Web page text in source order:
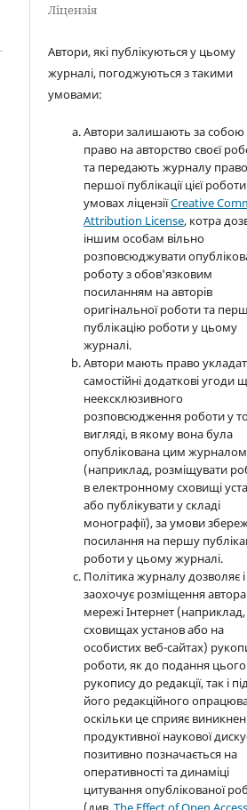
Ліцензія
Автори, які публікуються у цьому
журналі, погоджуються з такими
умовами:
Автори залишають за собою
право на авторство своєї
та передають журналу право
першої публікації цієї
умовах ліцензіїCreative
Attribution License, котра
іншим особам вільно
розповсюджувати
роботу з обов'язковим
посиланням на авторів
оригінальної роботи та
публікацію роботи у цьому
журналі.
Автори мають право
самостійні додаткові угоди
неексклюзивного
розповсюдження роботи у
вигляді, в якому вона була
опублікована цим журналом
(наприклад, розміщувати
в електронному сховищі
або публікувати у складі
монографії), за умови
посилання на першу
роботи у цьому журналі.
Політика журналу дозволяє і
заохочує розміщення
мережі Інтернет
сховищах установ або на
особистих веб-сайтах)
роботи, як до подання цього
рукопису до редакції, так і
його редакційного
оскільки це сприяє
продуктивної наукової
позитивно позначається на
оперативності та динаміці
цитування опублікованої